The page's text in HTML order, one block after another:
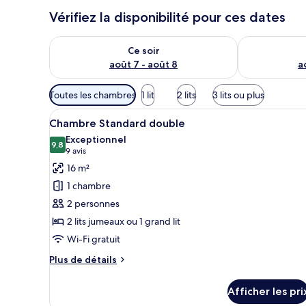
Vérifiez la disponibilité pour ces dates
Ce soir
août 7 - août 8
Vérifier la disponibilité pour ce soir août 7 - août 8
Vérifier la
Filtres
disponibles
pour
les
chambres
Toutes les chambres 1 lit 2 lits 3 lits ou plus
Afficher
toutes
les
photos
pour
ce
type
de
chambre :
Chambre
Une chambre d’hôtel
13
Chambre Standard double
9,89,8 sur 10
Exceptionnel
9 avis
(9 avis)
16 m²
1 chambre
2 personnes
2 lits jumeaux ou 1 grand lit
Wi-Fi gratuit
Plus de détails
Plus
Afficher les